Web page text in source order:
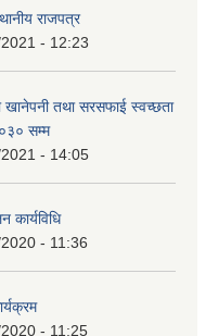
राजपत्र
- 12:23
खानेपनी तथा सरसफाई स्वच्छता
सम्म
- 14:05
- 11:36
- 11:25